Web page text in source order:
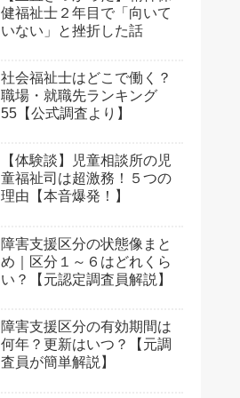
健福祉士２年目で「向いて
いない」と挫折した話
社会福祉士はどこで働く？
職場・就職先ランキング
55【公式調査より】
【体験談】児童相談所の児
童福祉司は超激務！５つの
理由【本音爆発！】
障害支援区分の状態像まと
め｜区分１～６はどれくら
い？【元認定調査員解説】
障害支援区分の有効期間は
何年？更新はいつ？【元調
査員が簡単解説】